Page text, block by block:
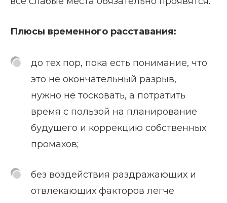
Плюсы временного расставания:
до тех пор, пока есть понимание, что
это не окончательный разрыв,
нужно не тосковать, а потратить
время с пользой на планирование
будущего и коррекцию собственных
промахов;
без воздействия раздражающих и
отвлекающих факторов легче